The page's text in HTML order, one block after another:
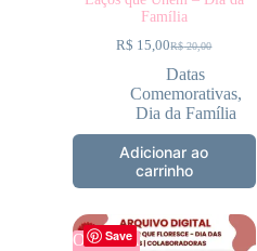
Família
R$20,00
R$ 15,00
Datas
Comemorativas,
Dia da Família
Adicionar ao
carrinho
Save
OFERTA